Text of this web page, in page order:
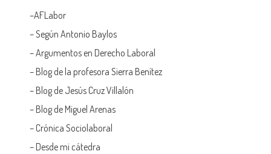
–AFLabor
– Según Antonio Baylos
–Argumentos en Derecho Laboral
– Blog de la profesora Sierra Benítez
– Blog de Jesús Cruz Villalón
– Blog de Miguel Arenas
– Crónica Sociolaboral
– Desde mi cátedra